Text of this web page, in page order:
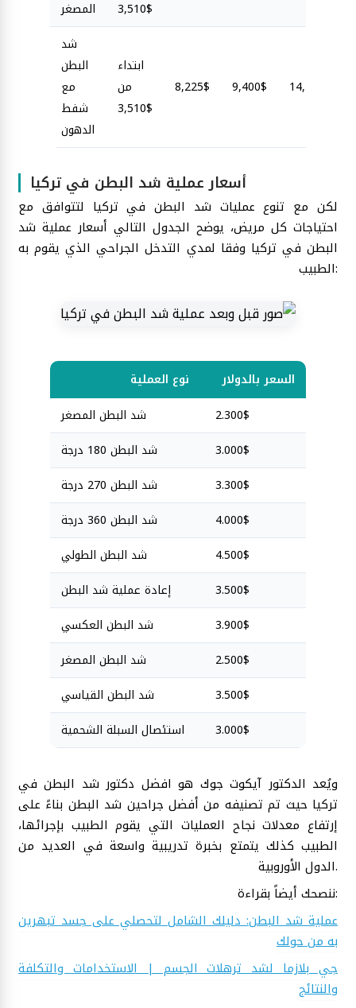
المصغر
3,510$
شد
البطن
مع
شفط
الدهون
ابتداء
من
3,510$
8,225$ 9,400$ 14,100$
لكن مع تنوع عمليات شد البطن في تركيا لتتوافق مع
احتياجات كل مريض، يوضح الجدول التالي أسعار عملية شد
البطن في تركيا وفقا لمدي التدخل الجراحي الذي يقوم به
الطبيب:
السعر بالدولار
شد البطن المصغر
2.300$
شد البطن 180 درجة
3.000$
شد البطن 270 درجة
3.300$
شد البطن 360 درجة
4.000$
4.500$
إعادة عملية شد البطن
3.500$
شد البطن العكسي
3.900$
شد البطن المصغر
2.500$
شد البطن القياسي
3.500$
استئصال السبلة الشحمية
3.000$
ويُعد الدكتور آيكوت جوك هو افضل دكتور شد البطن في
تركيا حيث تم تصنيفه من أفضل جراحين شد البطن بناءً على
إرتفاع معدلات نجاح العمليات التي يقوم الطبيب بإجرائها،
الطبيب كذلك يتمتع بخبرة تدريبية واسعة في العديد من
الدول الأوروبية.
ننصحك أيضاً بقراءة:
عملية شد البطن: دليلك الشامل لتحصلي على جسد تبهرين
به من حولك
جي بلازما لشد ترهلات الجسم | الاستخدامات والتكلفة
والنتائج